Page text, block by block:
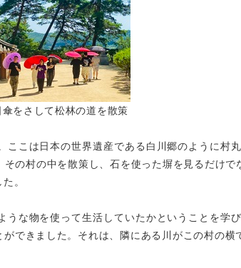
をさして松林の道を散策
こは日本の世界遺産である白川郷のように村
の村の中を散策し、石を使った塀を見るだけで
。
な物を使って生活していたかということを学
できました。それは、隣にある川がこの村の横